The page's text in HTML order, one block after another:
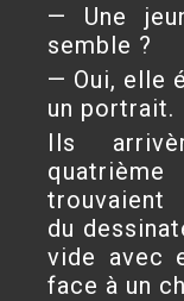
— Une
semble ?
— Oui, elle
un portrait.
Ils
trouvaient
du
vide avec
face à un